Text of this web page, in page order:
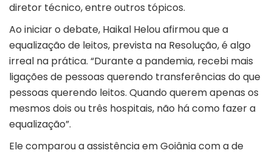
diretor técnico, entre outros tópicos.
Ao iniciar o debate, Haikal Helou afirmou que a
equalização de leitos, prevista na Resolução, é algo
irreal na prática. “Durante a pandemia, recebi mais
ligações de pessoas querendo transferências do que
pessoas querendo leitos. Quando querem apenas os
mesmos dois ou três hospitais, não há como fazer a
equalização”.
Ele comparou a assistência em Goiânia com a de